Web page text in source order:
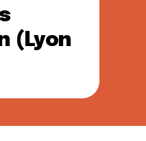
(Lyon